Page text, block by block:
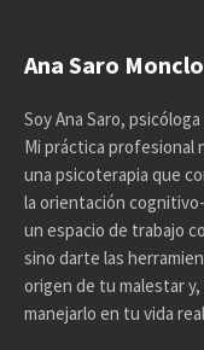
Ana Saro
Soy Ana Saro,
Mi práctica profesional
una psicoterapia que
la orientación
un espacio de trabajo
sino darte las
origen de tu malestar
manejarlo en tu vida